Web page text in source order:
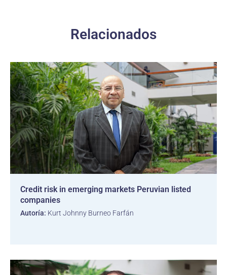
Relacionados
Credit risk in emerging markets Peruvian listed
companies
Autoría: Kurt Johnny Burneo Farfán